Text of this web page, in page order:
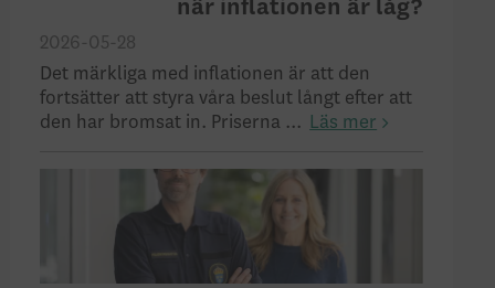
när inflationen är låg?
2026-05-28
Det märkliga med inflationen är att den
fortsätter att styra våra beslut långt efter att
den har bromsat in. Priserna ...
Läs mer